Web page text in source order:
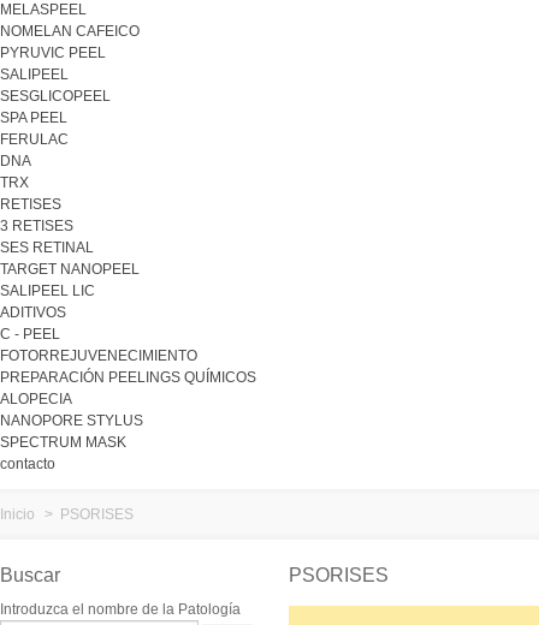
MELASPEEL
NOMELAN CAFEICO
PYRUVIC PEEL
SALIPEEL
SESGLICOPEEL
SPA PEEL
FERULAC
DNA
TRX
RETISES
3 RETISES
SES RETINAL
TARGET NANOPEEL
SALIPEEL LIC
ADITIVOS
C - PEEL
FOTORREJUVENECIMIENTO
PREPARACIÓN PEELINGS QUÍMICOS
ALOPECIA
NANOPORE STYLUS
SPECTRUM MASK
contacto
Inicio > PSORISES
Buscar
Introduzca el nombre de la Patología
PSORISES